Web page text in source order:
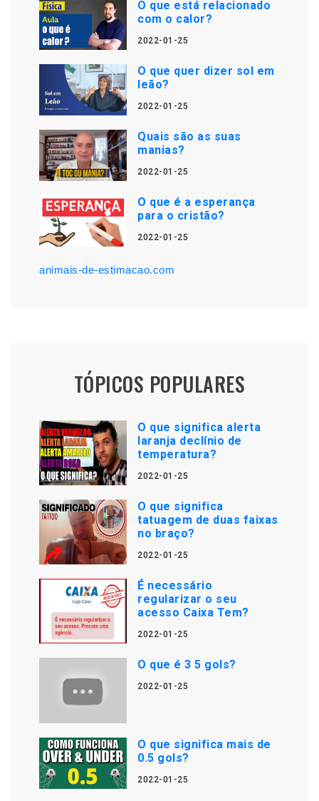
O que está relacionado
com o calor?
2022-01-25
O que quer dizer sol em
leão?
2022-01-25
Quais são as suas
manias?
2022-01-25
O que é a esperança
para o cristão?
2022-01-25
animais-de-estimacao.com
TÓPICOS POPULARES
O que significa alerta
laranja declínio de
temperatura?
2022-01-25
O que significa
tatuagem de duas faixas
no braço?
2022-01-25
É necessário
regularizar o seu
acesso Caixa Tem?
2022-01-25
O que é 3 5 gols?
2022-01-25
O que significa mais de
0.5 gols?
2022-01-25